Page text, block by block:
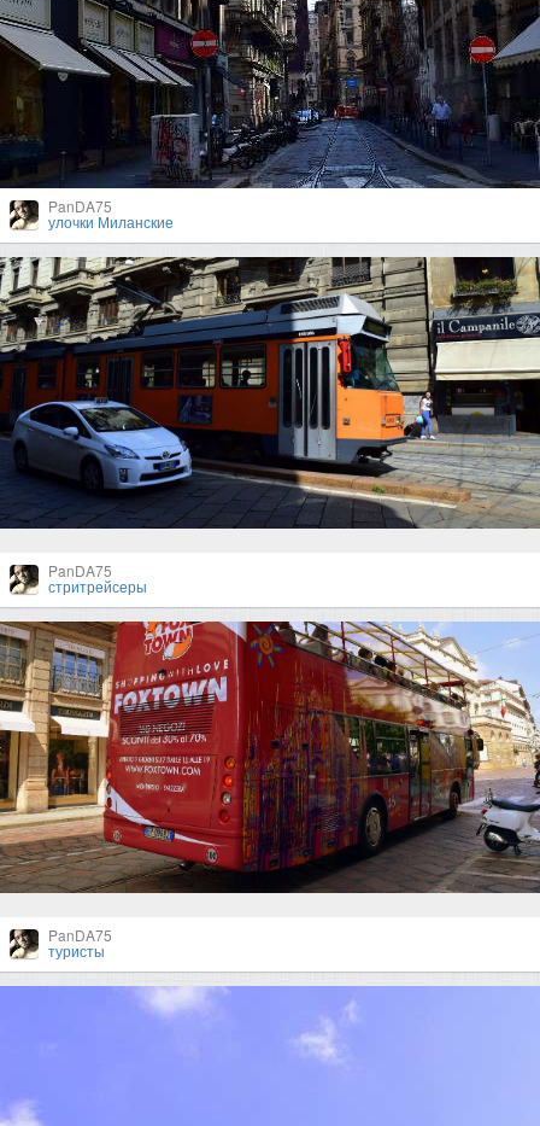
PanDA75
улочки Миланские
PanDA75
стритрейсеры
PanDA75
туристы